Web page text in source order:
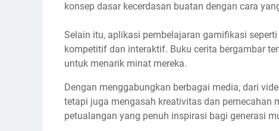
konsep dasar kecerdasan buatan dengan cara
Selain itu, aplikasi pembelajaran gamifikasi
kompetitif dan interaktif. Buku cerita bergambar
untuk menarik minat mereka.
Dengan menggabungkan berbagai media, dari
tetapi juga mengasah kreativitas dan pemecahan
petualangan yang penuh inspirasi bagi generasi